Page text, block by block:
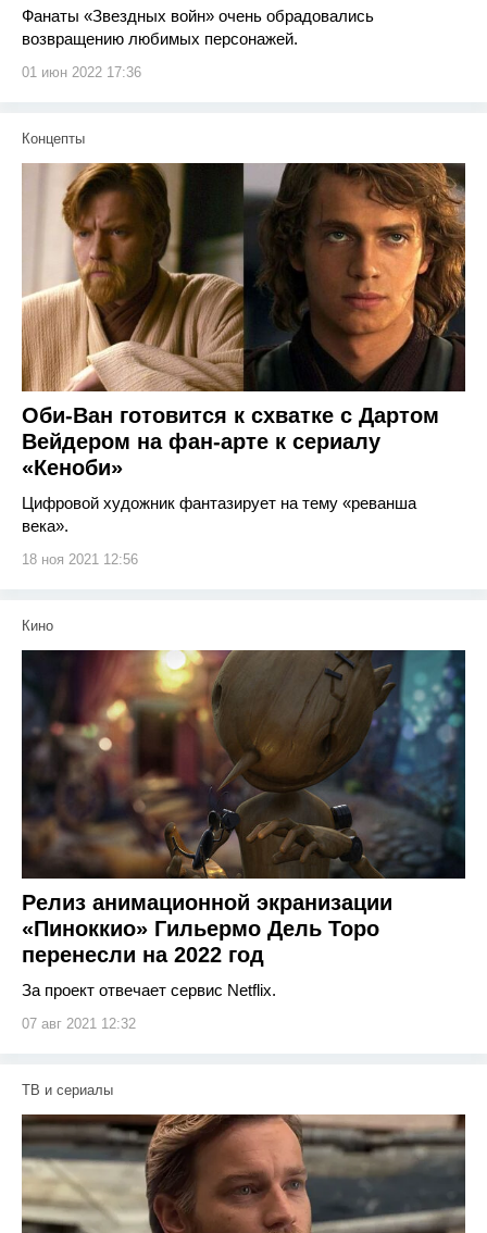
Фанаты «Звездных войн» очень обрадовались
возвращению любимых персонажей.
01 июн 2022 17:36
Концепты
Оби-Ван готовится к схватке с Дартом
Вейдером на фан-арте к сериалу
«Кеноби»
Цифровой художник фантазирует на тему «реванша
века».
18 ноя 2021 12:56
Кино
Релиз анимационной экранизации
«Пиноккио» Гильермо Дель Торо
перенесли на 2022 год
За проект отвечает сервис Netflix.
07 авг 2021 12:32
ТВ и сериалы